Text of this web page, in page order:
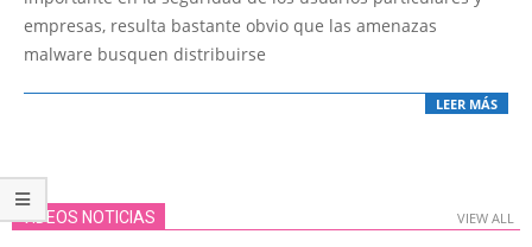
empresas, resulta bastante obvio que las amenazas
malware busquen distribuirse
LEER MÁS
VIDEOS NOTICIAS VIEW ALL